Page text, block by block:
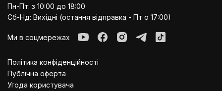
Пн-Пт: з 10:00 до 18:00
Сб-Нд: Вихідні (остання відправка - Пт о 17:00)
Ми в соцмережах
Політика конфіденційності
Публiчна оферта
Угода користувача